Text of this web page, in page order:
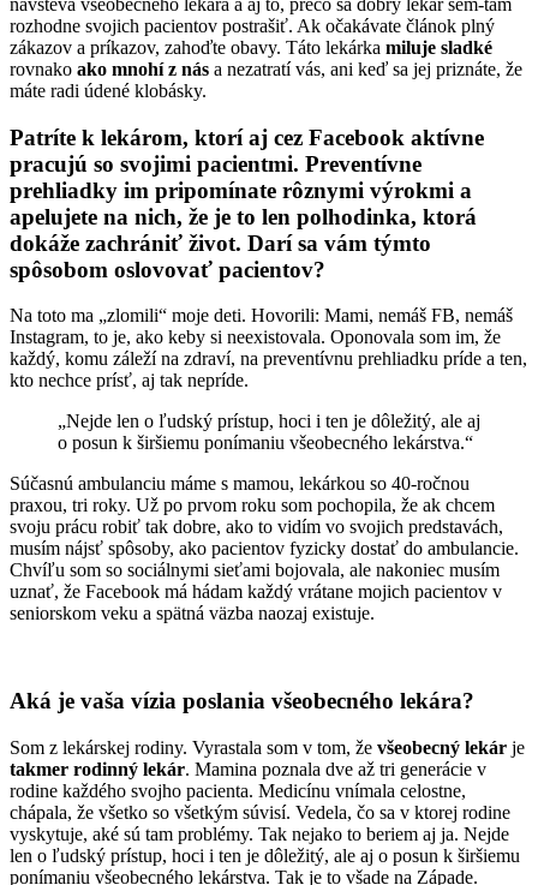
návšteva všeobecného lekára a aj to, prečo sa dobrý lekár sem-tam
rozhodne svojich pacientov postrašiť. Ak očakávate článok plný
zákazov a príkazov, zahoďte obavy. Táto lekárka miluje sladké
rovnako ako mnohí z nás a nezatratí vás, ani keď sa jej priznáte, že
máte radi údené klobásky.
Patríte k lekárom, ktorí aj cez Facebook aktívne
pracujú so svojimi pacientmi. Preventívne
prehliadky im pripomínate rôznymi výrokmi a
apelujete na nich, že je to len polhodinka, ktorá
dokáže zachrániť život. Darí sa vám týmto
spôsobom oslovovať pacientov?
Na toto ma „zlomili“ moje deti. Hovorili: Mami, nemáš FB, nemáš
Instagram, to je, ako keby si neexistovala. Oponovala som im, že
každý, komu záleží na zdraví, na preventívnu prehliadku príde a ten,
kto nechce prísť, aj tak nepríde.
„Nejde len o ľudský prístup, hoci i ten je dôležitý, ale aj
o posun k širšiemu ponímaniu všeobecného lekárstva.“
Súčasnú ambulanciu máme s mamou, lekárkou so 40-ročnou
praxou, tri roky. Už po prvom roku som pochopila, že ak chcem
svoju prácu robiť tak dobre, ako to vidím vo svojich predstavách,
musím nájsť spôsoby, ako pacientov fyzicky dostať do ambulancie.
Chvíľu som so sociálnymi sieťami bojovala, ale nakoniec musím
uznať, že Facebook má hádam každý vrátane mojich pacientov v
seniorskom veku a spätná väzba naozaj existuje.
Aká je vaša vízia poslania všeobecného lekára?
Som z lekárskej rodiny. Vyrastala som v tom, že všeobecný lekár je
takmer rodinný lekár. Mamina poznala dve až tri generácie v
rodine každého svojho pacienta. Medicínu vnímala celostne,
chápala, že všetko so všetkým súvisí. Vedela, čo sa v ktorej rodine
vyskytuje, aké sú tam problémy. Tak nejako to beriem aj ja. Nejde
len o ľudský prístup, hoci i ten je dôležitý, ale aj o posun k širšiemu
ponímaniu všeobecného lekárstva. Tak je to všade na Západe.